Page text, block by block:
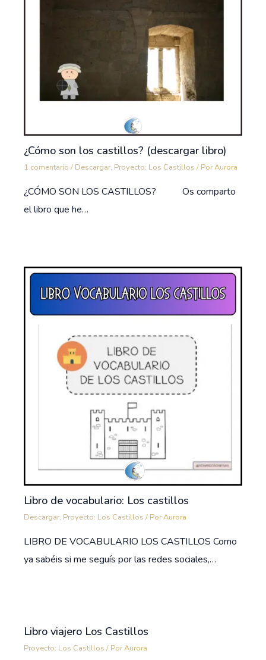
¿Cómo son los castillos? (descargar libro)
1 comentario / Descargar, Proyecto: Los Castillos / PorAurora
¿CÓMO SON LOS CASTILLOS? Os comparto
el libro que he…
Libro de vocabulario: Los castillos
Descargar, Proyecto: Los Castillos / PorAurora
LIBRO DE VOCABULARIO LOS CASTILLOS Como
ya sabéis si me seguís por las redes sociales,…
Libro viajero Los Castillos
Proyecto: Los Castillos / PorAurora